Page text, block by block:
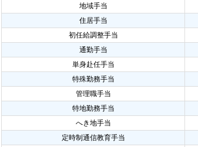
地域手当
住居手当
初任給調整手当
通勤手当
単身赴任手当
特殊勤務手当
管理職手当
特地勤務手当
へき地手当
定時制通信教育手当